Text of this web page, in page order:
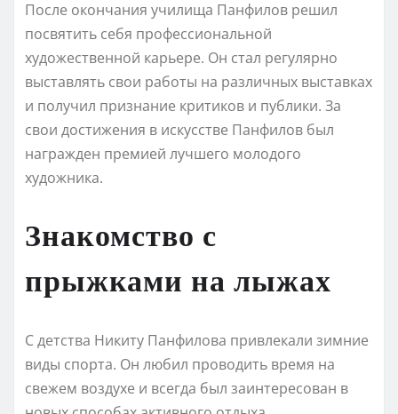
После окончания училища Панфилов решил
посвятить себя профессиональной
художественной карьере. Он стал регулярно
выставлять свои работы на различных выставках
и получил признание критиков и публики. За
свои достижения в искусстве Панфилов был
награжден премией лучшего молодого
художника.
Знакомство с
прыжками на лыжах
С детства Никиту Панфилова привлекали зимние
виды спорта. Он любил проводить время на
свежем воздухе и всегда был заинтересован в